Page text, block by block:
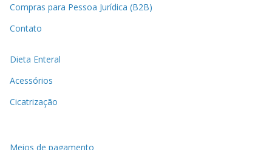
Compras para Pessoa Jurídica (B2B)
Contato
Dieta Enteral
Acessórios
Cicatrização
Meios de pagamento